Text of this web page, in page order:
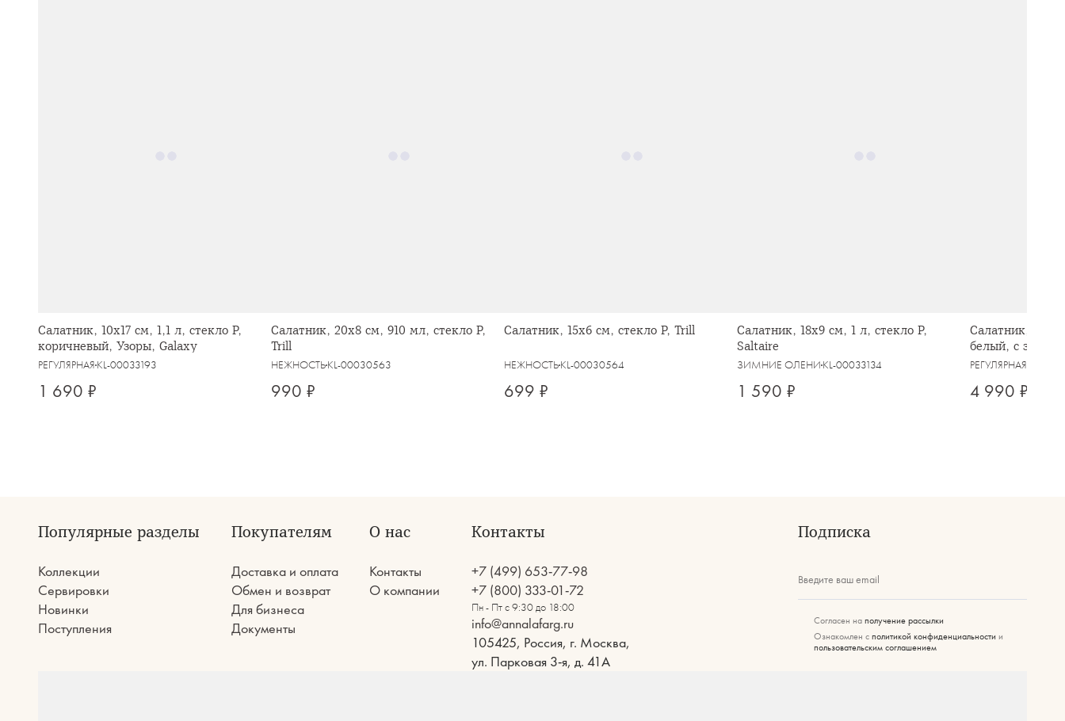
Салатник, 10х17 см, 1,1 л, стекло Р,
коричневый, Узоры, Galaxy
РЕГУЛЯРНАЯ KL-00033193
1 690 ₽
Салатник, 20х8 см, 910 мл, стекло Р,
Trill
НЕЖНОСТЬKL-00030563
990 ₽
Салатник, 15х6 см, стекло Р, Trill
НЕЖНОСТЬKL-00030564
699 ₽
Салатник, 18х9 см, 1 л, стекло Р,
Saltaire
ЗИМНИЕ ОЛЕНИ KL-00033134
1 590 ₽
Салатник,
белый, с
Golden
РЕГУЛЯРНАЯ
4 990 ₽
Популярные разделы
Коллекции
Сервировки
Новинки
Поступления
Покупателям
Доставка и оплата
Обмен и возврат
Для бизнеса
Документы
О нас
Контакты
О компании
Контакты
+7 (499) 653-77-98
+7 (800) 333-01-72
Пн - Пт с 9:30 до 18:00
info@annalafarg.ru
105425, Россия, г. Москва,
ул. Парковая 3-я, д. 41А
Подписка
Введите ваш email
Согласен на получение рассылки
Ознакомлен с политикой конфиденциальности и
пользовательским соглашением